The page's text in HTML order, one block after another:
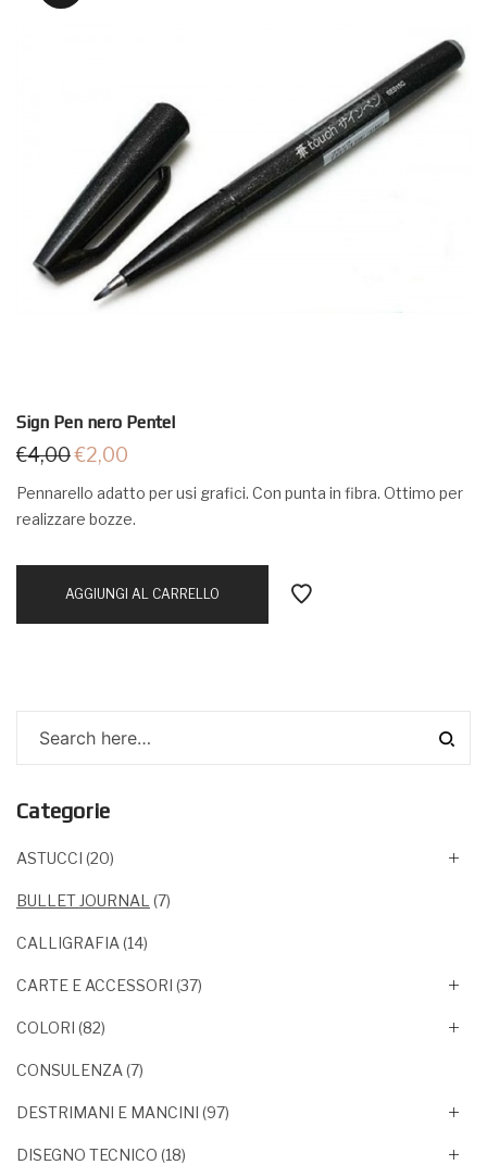
Sign Pen nero Pentel
€4,00€2,00
Pennarello adatto per usi grafici. Con punta in fibra. Ottimo per
realizzare bozze.
AGGIUNGI AL CARRELLO
Categorie
ASTUCCI (20)
BULLET JOURNAL (7)
CALLIGRAFIA (14)
CARTE E ACCESSORI (37)
COLORI (82)
CONSULENZA (7)
DESTRIMANI E MANCINI (97)
DISEGNO TECNICO (18)